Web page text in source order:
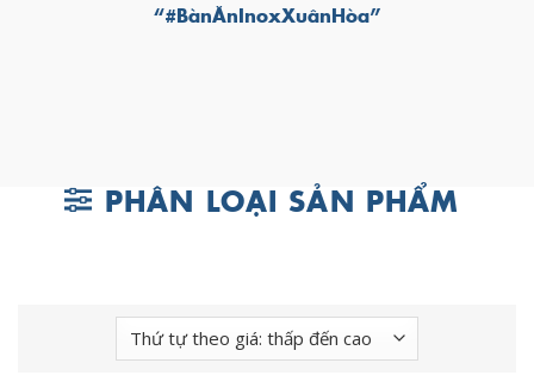
“#BànĂnInoxXuânHòa”
PHÂN LOẠI SẢN PHẨM